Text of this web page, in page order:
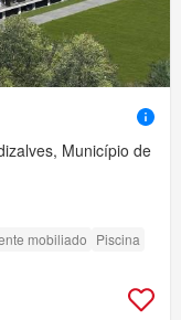
Município de
mobiliado Piscina